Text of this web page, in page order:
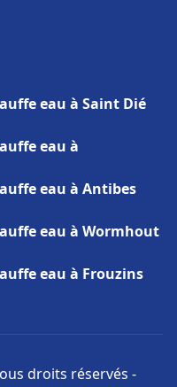
eau à Saint Dié
eau à
eau à Antibes
eau à Wormhout
eau à Frouzins
droits réservés -